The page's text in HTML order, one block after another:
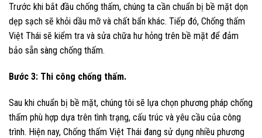
Trước khi bắt đầu chống thấm, chúng ta cần chuẩn bị bề mặt dọn
dẹp sạch sẽ khỏi dầu mỡ và chất bẩn khác. Tiếp đó, Chống thấm
Việt Thái sẽ kiểm tra và sửa chữa hư hỏng trên bề mặt để đảm
bảo sẵn sàng chống thấm.
Bước 3: Thi công chống thấm.
Sau khi chuẩn bị bề mặt, chúng tôi sẽ lựa chọn phương pháp chống
thấm phù hợp dựa trên tình trạng, cấu trúc và yêu cầu của công
trình. Hiện nay, Chống thấm Việt Thái đang sử dụng nhiều phương